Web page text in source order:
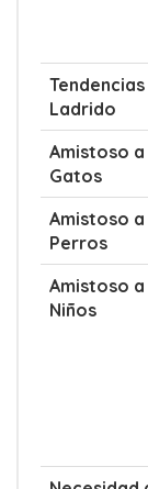
Ladrido
Amistoso
Gatos
Amistoso
Perros
Amistoso
Niños